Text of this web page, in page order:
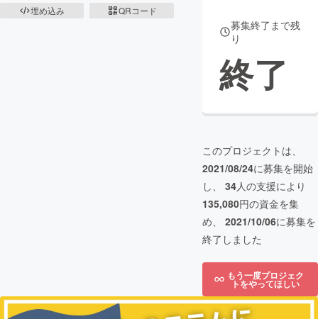
埋め込み
QRコード
募集終了まで残
り
終了
このプロジェクトは、
2021/08/24に募集を開始
し、 34人の支援により
135,080円の資金を集
め、 2021/10/06に募集を
終了しました
もう一度プロジェク
トをやってほしい